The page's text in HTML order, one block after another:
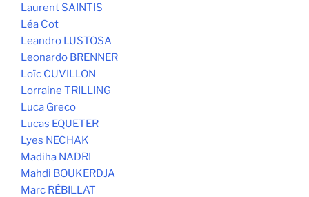
Laurent SAINTIS
Léa Cot
Leandro LUSTOSA
Leonardo BRENNER
Loïc CUVILLON
Lorraine TRILLING
Luca Greco
Lucas EQUETER
Lyes NECHAK
Madiha NADRI
Mahdi BOUKERDJA
Marc RÉBILLAT